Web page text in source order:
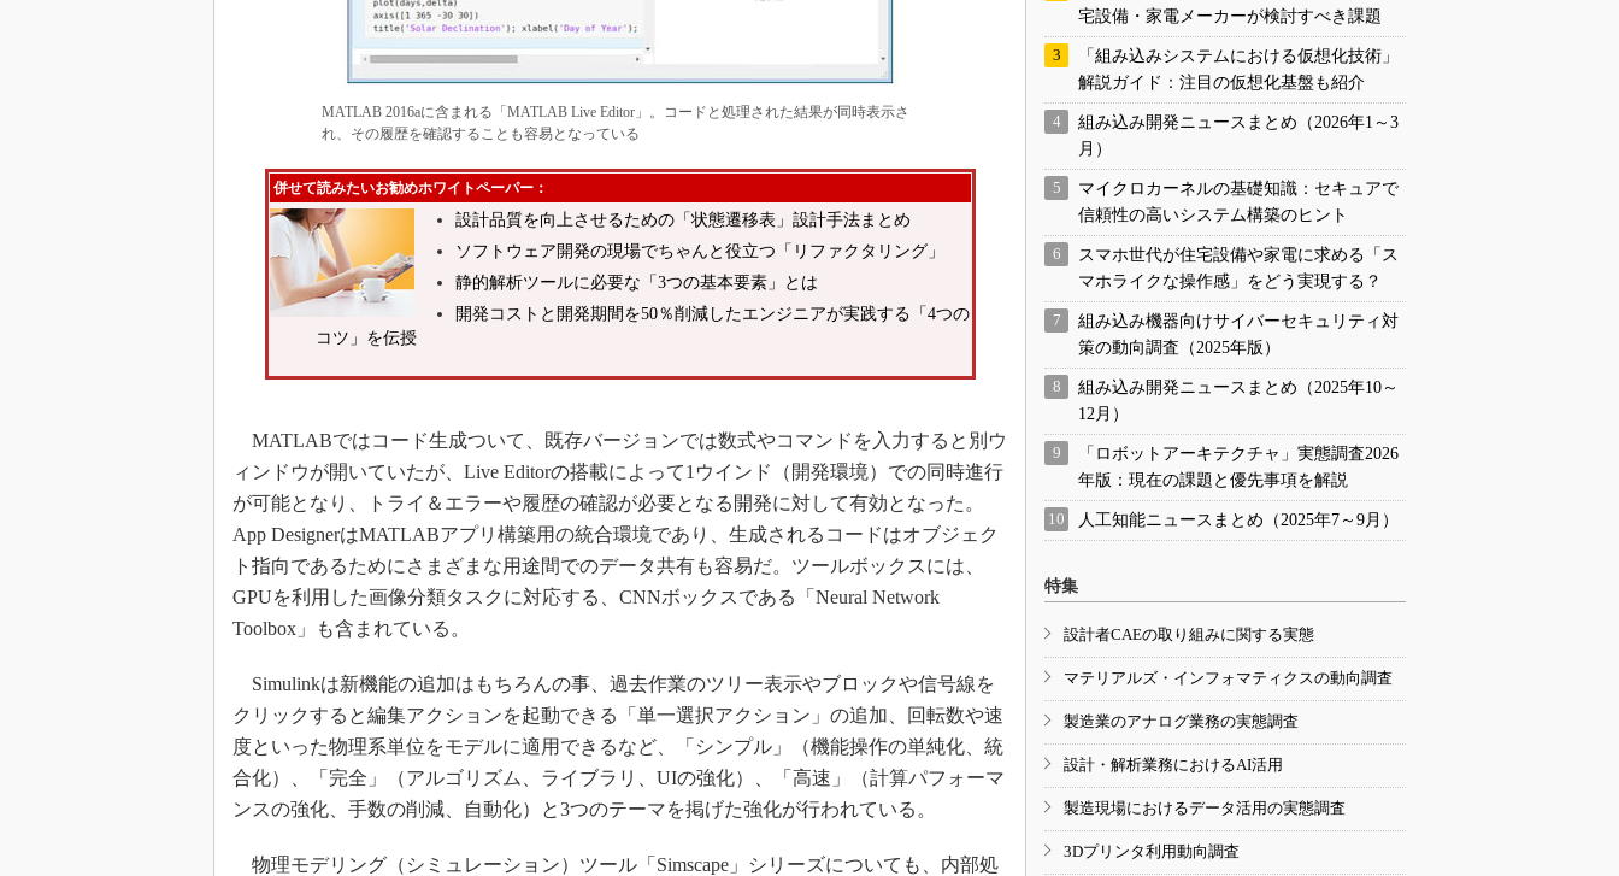
MATLAB 2016aに含まれる「MATLAB Live Editor」。コードと処理された結果が同時表示さ
れ、その履歴を確認することも容易となっている
併せて読みたいお勧めホワイトペーパー：
設計品質を向上させるための「状態遷移表」設計手法まとめ
ソフトウェア開発の現場でちゃんと役立つ「リファクタリング」
静的解析ツールに必要な「3つの基本要素」とは
開発コストと開発期間を50％削減したエンジニアが実践する「4つの
コツ」を伝授
MATLABではコード生成ついて、既存バージョンでは数式やコマンドを入力すると別ウ
ィンドウが開いていたが、Live Editorの搭載によって1ウインド（開発環境）での同時進行
が可能となり、トライ＆エラーや履歴の確認が必要となる開発に対して有効となった。
App DesignerはMATLABアプリ構築用の統合環境であり、生成されるコードはオブジェク
ト指向であるためにさまざまな用途間でのデータ共有も容易だ。ツールボックスには、
GPUを利用した画像分類タスクに対応する、CNNボックスである「Neural Network
Toolbox」も含まれている。
Simulinkは新機能の追加はもちろんの事、過去作業のツリー表示やブロックや信号線を
クリックすると編集アクションを起動できる「単一選択アクション」の追加、回転数や速
度といった物理系単位をモデルに適用できるなど、「シンプル」（機能操作の単純化、統
合化）、「完全」（アルゴリズム、ライブラリ、UIの強化）、「高速」（計算パフォーマ
ンスの強化、手数の削減、自動化）と3つのテーマを掲げた強化が行われている。
物理モデリング（シミュレーション）ツール「Simscape」シリーズについても、内部処
宅設備・家電メーカーが検討すべき課題
「組み込みシステムにおける仮想化技術」
解説ガイド：注目の仮想化基盤も紹介
組み込み開発ニュースまとめ（2026年1～3
月）
マイクロカーネルの基礎知識：セキュアで
信頼性の高いシステム構築のヒント
スマホ世代が住宅設備や家電に求める「ス
マホライクな操作感」をどう実現する？
組み込み機器向けサイバーセキュリティ対
策の動向調査（2025年版）
組み込み開発ニュースまとめ（2025年10～
12月）
「ロボットアーキテクチャ」実態調査2026
年版：現在の課題と優先事項を解説
人工知能ニュースまとめ（2025年7～9月）
特集
設計者CAEの取り組みに関する実態
マテリアルズ・インフォマティクスの動向調査
製造業のアナログ業務の実態調査
設計・解析業務におけるAI活用
製造現場におけるデータ活用の実態調査
3Dプリンタ利用動向調査